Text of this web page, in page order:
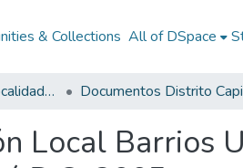
& Collections All of DSpace
Distrito Capital - Localidades
Local Barrios